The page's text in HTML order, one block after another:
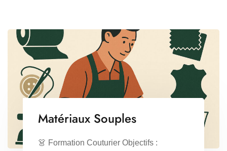
Matériaux Souples
👗 Formation Couturier Objectifs :